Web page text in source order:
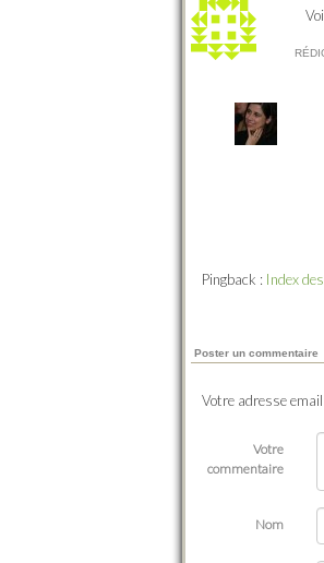
Pingback : Index
Poster un commentaire
Votre adresse
Votre
commentaire
Nom